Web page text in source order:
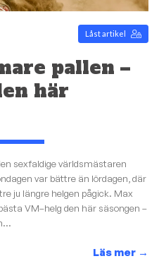
Låst artikel
pallen –
här
sexfaldige världsmästaren
var bättre än lördagen, där
ju längre helgen pågick. Max
VM–helg den här säsongen –
Läs mer →